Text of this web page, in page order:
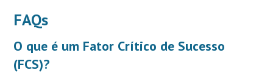
FAQs
O que é um Fator Crítico de Sucesso
(FCS)?